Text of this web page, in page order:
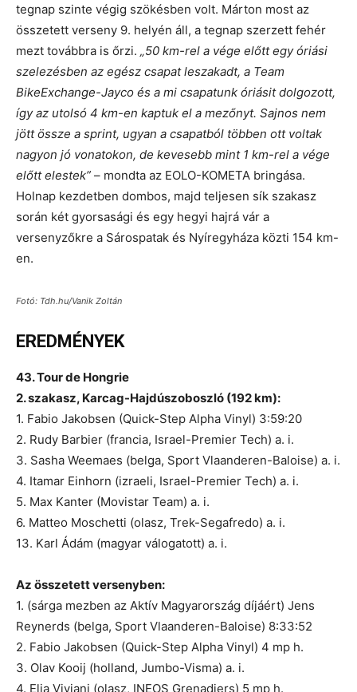
tegnap szinte végig szökésben volt. Márton most az
összetett verseny 9. helyén áll, a tegnap szerzett fehér
mezt továbbra is őrzi. „50 km-rel a vége előtt egy óriási
szelezésben az egész csapat leszakadt, a Team
BikeExchange-Jayco és a mi csapatunk óriásit dolgozott,
így az utolsó 4 km-en kaptuk el a mezőnyt. Sajnos nem
jött össze a sprint, ugyan a csapatból többen ott voltak
nagyon jó vonatokon, de kevesebb mint 1 km-rel a vége
előtt elestek” – mondta az EOLO-KOMETA bringása.
Holnap kezdetben dombos, majd teljesen sík szakasz
során két gyorsasági és egy hegyi hajrá vár a
versenyzőkre a Sárospatak és Nyíregyháza közti 154 km-
en.
Fotó: Tdh.hu/Vanik Zoltán
EREDMÉNYEK
43. Tour de Hongrie
2. szakasz, Karcag-Hajdúszoboszló (192 km):
1. Fabio Jakobsen (Quick-Step Alpha Vinyl) 3:59:20
2. Rudy Barbier (francia, Israel-Premier Tech) a. i.
3. Sasha Weemaes (belga, Sport Vlaanderen-Baloise) a. i.
4. Itamar Einhorn (izraeli, Israel-Premier Tech) a. i.
5. Max Kanter (Movistar Team) a. i.
6. Matteo Moschetti (olasz, Trek-Segafredo) a. i.
13. Karl Ádám (magyar válogatott) a. i.
Az összetett versenyben:
1. (sárga mezben az Aktív Magyarország díjáért) Jens
Reynerds (belga, Sport Vlaanderen-Baloise) 8:33:52
2. Fabio Jakobsen (Quick-Step Alpha Vinyl) 4 mp h.
3. Olav Kooij (holland, Jumbo-Visma) a. i.
4. Elia Viviani (olasz, INEOS Grenadiers) 5 mp h.